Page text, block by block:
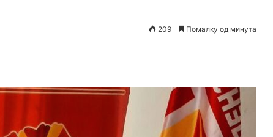
209 Помалку од минута